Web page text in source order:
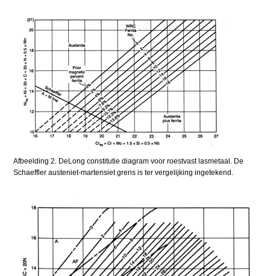
Afbeelding 2. DeLong constitutie diagram voor roestvast lasmetaal. De
Schaeffler austeniet-martensiet grens is ter vergelijking ingetekend.